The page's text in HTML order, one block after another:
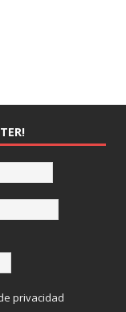
privacidad